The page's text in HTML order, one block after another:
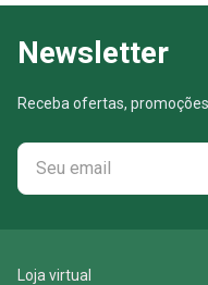
Newsletter
Receba ofertas,
Loja virtual